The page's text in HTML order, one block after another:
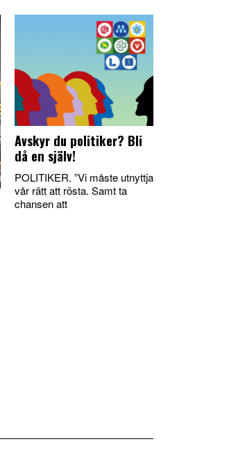
Avskyr du politiker? Bli
då en själv!
POLITIKER. ”Vi måste utnyttja
vår rätt att rösta. Samt ta
chansen att